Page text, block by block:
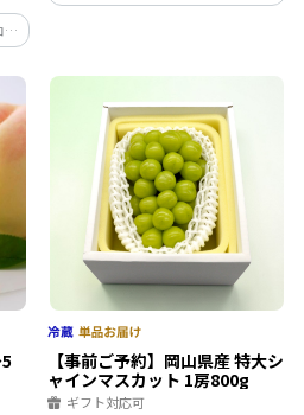
ク
学
わ
土産などにおすすめな、岡山白桃の２玉
合がございますので、ご了承ください。
【事前ご予約】岡山県産 特大シ
ャインマスカット 1房800g
ギフト対応可